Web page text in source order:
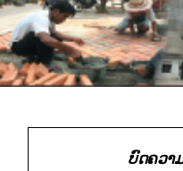
ບົດຄວາ